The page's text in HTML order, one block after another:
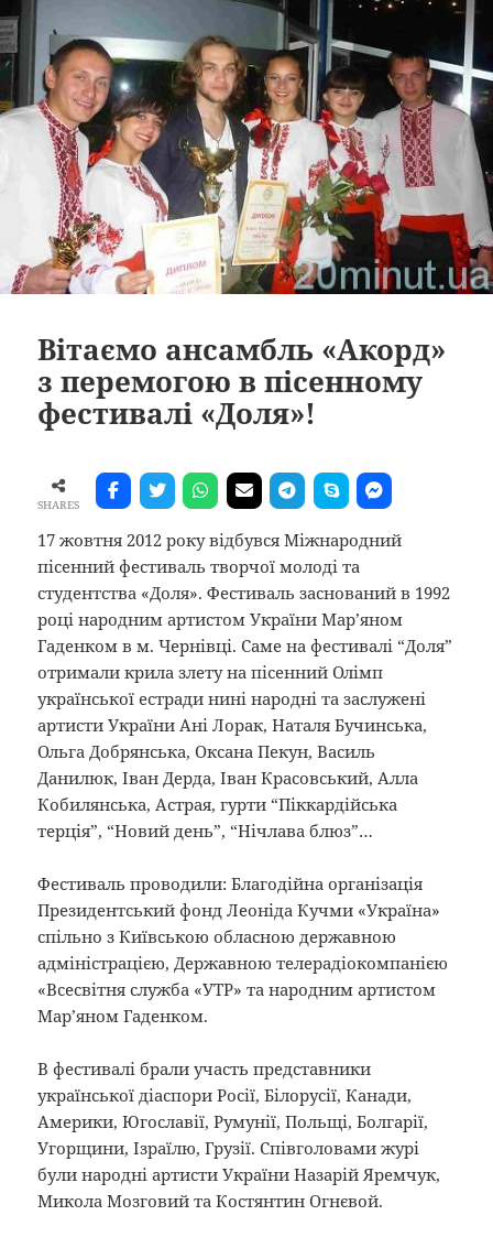
Вітаємо ансамбль «Акорд»
з перемогою в пісенному
фестивалі «Доля»!
SHARES
17 жовтня 2012 року відбувся Міжнародний
пісенний фестиваль творчої молоді та
студентства «Доля». Фестиваль заснований в 1992
році народним артистом України Мар’яном
Гаденком в м. Чернівці. Саме на фестивалі “Доля”
отримали крила злету на пісенний Олімп
української естради нині народні та заслужені
артисти України Ані Лорак, Наталя Бучинська,
Ольга Добрянська, Оксана Пекун, Василь
Данилюк, Іван Дерда, Іван Красовський, Алла
Кобилянська, Астрая, гурти “Піккардійська
терція”, “Новий день”, “Нічлава блюз”…
Фестиваль проводили: Благодійна організація
Президентський фонд Леоніда Кучми «Україна»
спільно з Київською обласною державною
адміністрацією, Державною телерадіокомпанією
«Всесвітня служба «УТР» та народним артистом
Мар’яном Гаденком.
В фестивалі брали участь представники
української діаспори Росії, Білорусії, Канади,
Америки, Югославії, Румунії, Польщі, Болгарії,
Угорщини, Ізраїлю, Грузії. Співголовами журі
були народні артисти України Назарій Яремчук,
Микола Мозговий та Костянтин Огнєвой.